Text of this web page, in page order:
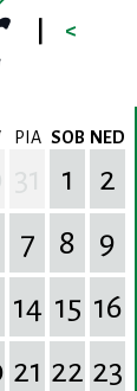
<
PIA SOB NED
1
2
7 8
9
14 15 16
21 22 23